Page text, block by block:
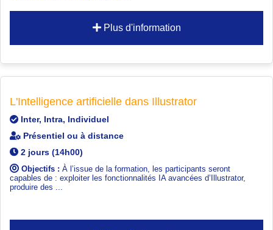
Plus d'information
L'Intelligence artificielle dans Illustrator
Inter, Intra, Individuel
Présentiel ou à distance
2 jours (14h00)
Objectifs : À l’issue de la formation, les participants seront
capables de : exploiter les fonctionnalités IA avancées d’Illustrator,
produire des ...